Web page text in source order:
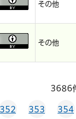
その他
その他
3686
352 353 354